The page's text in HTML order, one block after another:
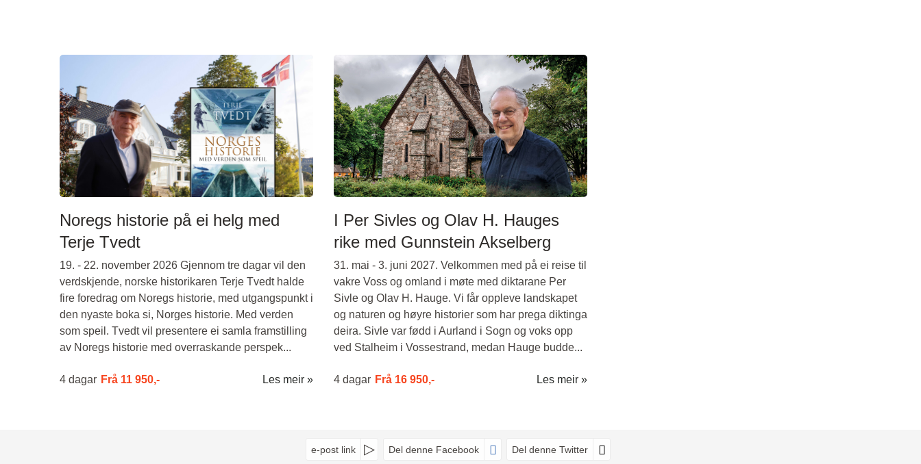
Noregs historie på ei helg med
Terje Tvedt
19. - 22. november 2026 Gjennom tre dagar vil den
verdskjende, norske historikaren Terje Tvedt halde
fire foredrag om Noregs historie, med utgangspunkt i
den nyaste boka si, Norges historie. Med verden
som speil. Tvedt vil presentere ei samla framstilling
av Noregs historie med overraskande perspek...
4 dagar Frå 11 950,- Les meir
I Per Sivles og Olav H. Hauges
rike med Gunnstein Akselberg
31. mai - 3. juni 2027. Velkommen med på ei reise til
vakre Voss og omland i møte med diktarane Per
Sivle og Olav H. Hauge. Vi får oppleve landskapet
og naturen og høyre historier som har prega diktinga
deira. Sivle var fødd i Aurland i Sogn og voks opp
ved Stalheim i Vossestrand, medan Hauge budde...
4 dagar Frå 16 950,- Les meir
e-post link Del denne Facebook Del denne Twitter